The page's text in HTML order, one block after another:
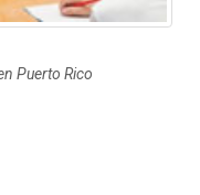
Puerto Rico